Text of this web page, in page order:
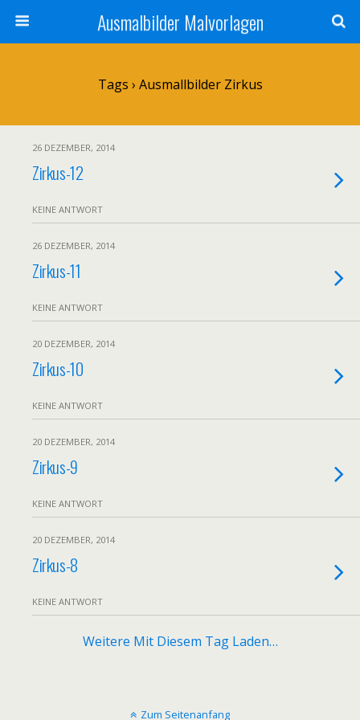
Ausmalbilder Malvorlagen
Tags › Ausmallbilder Zirkus
26 DEZEMBER, 2014
Zirkus-12
KEINE ANTWORT
26 DEZEMBER, 2014
Zirkus-11
KEINE ANTWORT
20 DEZEMBER, 2014
Zirkus-10
KEINE ANTWORT
20 DEZEMBER, 2014
Zirkus-9
KEINE ANTWORT
20 DEZEMBER, 2014
Zirkus-8
KEINE ANTWORT
Weitere Mit Diesem Tag Laden…
Zum Seitenanfang